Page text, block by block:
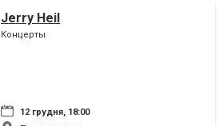
Jerry Heil
Концерты
12 грудня, 18:00